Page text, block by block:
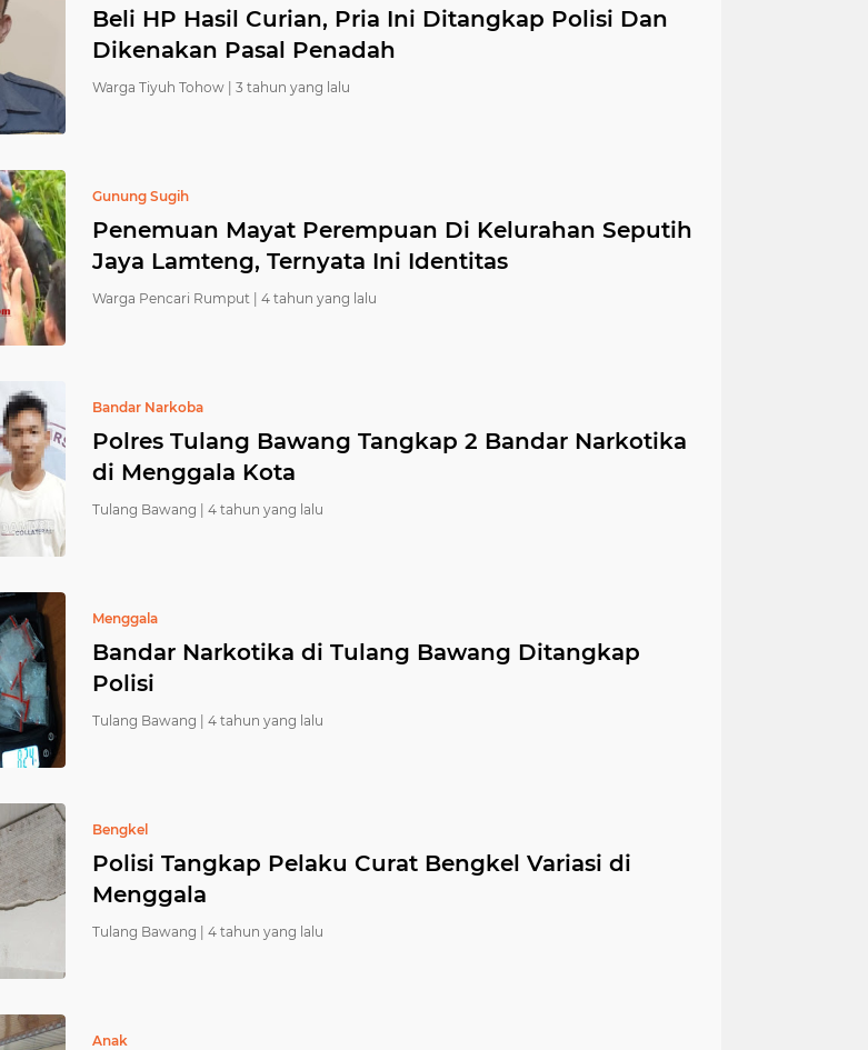
Beli HP Hasil Curian, Pria Ini Ditangkap Polisi Dan
Dikenakan Pasal Penadah
Warga Tiyuh Tohow | 3 tahun yang lalu
Gunung Sugih
Penemuan Mayat Perempuan Di Kelurahan Seputih
Jaya Lamteng, Ternyata Ini Identitas
Warga Pencari Rumput | 4 tahun yang lalu
Bandar Narkoba
Polres Tulang Bawang Tangkap 2 Bandar Narkotika
di Menggala Kota
Tulang Bawang | 4 tahun yang lalu
Menggala
Bandar Narkotika di Tulang Bawang Ditangkap
Polisi
Tulang Bawang | 4 tahun yang lalu
Bengkel
Polisi Tangkap Pelaku Curat Bengkel Variasi di
Menggala
Tulang Bawang | 4 tahun yang lalu
Anak